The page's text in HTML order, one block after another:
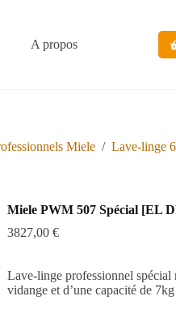
A propos
Miele / Lave-linge
Miele PWM 507 Spécial [EL
3827,00 €
Lave-linge professionnel spécial
vidange et d’une capacité de